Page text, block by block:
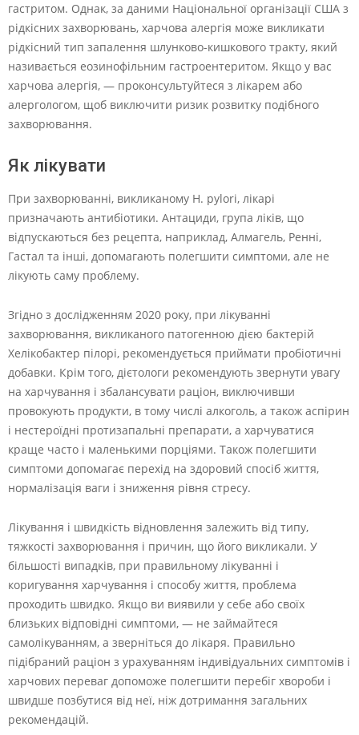
гастритом. Однак, за даними Національної організації США з
рідкісних захворювань, харчова алергія може викликати
рідкісний тип запалення шлунково-кишкового тракту, який
називається еозинофільним гастроентеритом. Якщо у вас
харчова алергія, — проконсультуйтеся з лікарем або
алергологом, щоб виключити ризик розвитку подібного
захворювання.
Як лікувати
При захворюванні, викликаному H. pylori, лікарі
призначають антибіотики. Антациди, група ліків, що
відпускаються без рецепта, наприклад, Алмагель, Ренні,
Гастал та інші, допомагають полегшити симптоми, але не
лікують саму проблему.
Згідно з дослідженням 2020 року, при лікуванні
захворювання, викликаного патогенною дією бактерій
Хелікобактер пілорі, рекомендується приймати пробіотичні
добавки. Крім того, дієтологи рекомендують звернути увагу
на харчування і збалансувати раціон, виключивши
провокують продукти, в тому числі алкоголь, а також аспірин
і нестероїдні протизапальні препарати, а харчуватися
краще часто і маленькими порціями. Також полегшити
симптоми допомагає перехід на здоровий спосіб життя,
нормалізація ваги і зниження рівня стресу.
Лікування і швидкість відновлення залежить від типу,
тяжкості захворювання і причин, що його викликали. У
більшості випадків, при правильному лікуванні і
коригування харчування і способу життя, проблема
проходить швидко. Якщо ви виявили у себе або своїх
близьких відповідні симптоми, — не займайтеся
самолікуванням, а зверніться до лікаря. Правильно
підібраний раціон з урахуванням індивідуальних симптомів і
харчових переваг допоможе полегшити перебіг хвороби і
швидше позбутися від неї, ніж дотримання загальних
рекомендацій.